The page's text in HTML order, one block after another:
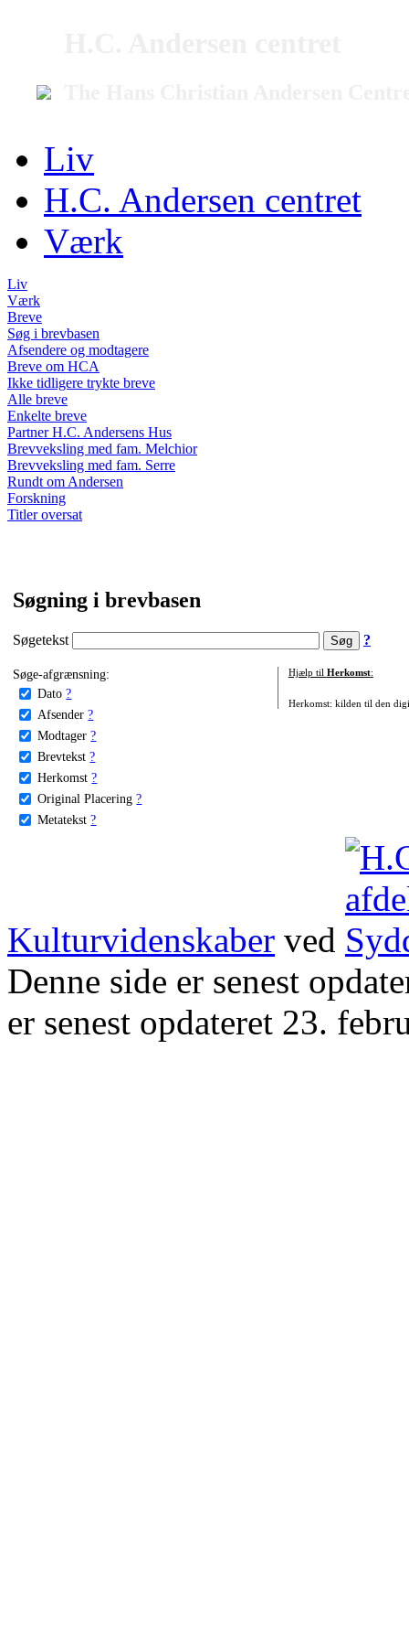
Liv
H.C. Andersen centret
Værk
Liv
Værk
Breve
Søg i brevbasen
Afsendere og modtagere
Breve om HCA
Ikke tidligere trykte breve
Alle breve
Enkelte breve
Partner H.C. Andersens Hus
Brevveksling med fam. Melchior
Brevveksling med fam. Serre
Rundt om Andersen
Forskning
Titler oversat
Søgning i brevbasen
Søgetekst ?
Søge-afgrænsning:
Dato ?
Afsender ?
Modtager ?
Brevtekst ?
Herkomst ?
Original Placering ?
Metatekst ?
Hjælp til Herkomst:
Herkomst: kilden til den
Kulturvidenskaber ved
Denne side er senest
er senest opdateret 23.